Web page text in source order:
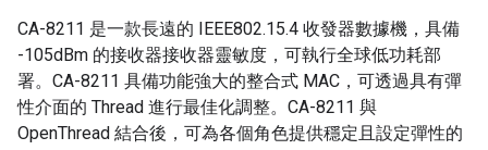
CA-8211 是一款長遠的 IEEE802.15.4 收發器數據機，具備
-105dBm 的接收器接收器靈敏度，可執行全球低功耗部
署。CA-8211 具備功能強大的整合式 MAC，可透過具有彈
性介面的 Thread 進行最佳化調整。CA-8211 與
OpenThread 結合後，可為各個角色提供穩定且設定彈性的